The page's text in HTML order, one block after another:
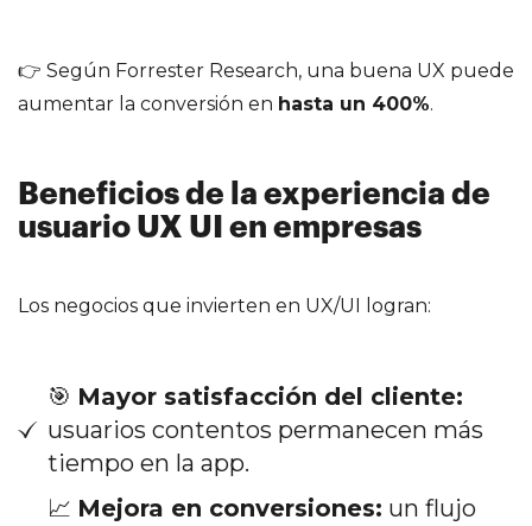
👉 Según Forrester Research, una buena UX puede
aumentar la conversión en hasta un 400%.
Beneficios de la experiencia de
usuario UX UI en empresas
Los negocios que invierten en UX/UI logran:
🎯 Mayor satisfacción del cliente:
usuarios contentos permanecen más
tiempo en la app.
📈 Mejora en conversiones: un flujo